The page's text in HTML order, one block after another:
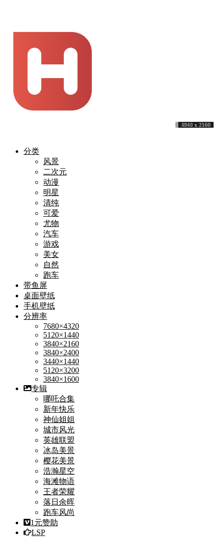
分类
风景
二次元
动漫
明星
清纯
可爱
尤物
汽车
游戏
美女
自然
跑车
带鱼屏
桌面壁纸
手机壁纸
分辨率
7680×4320
5120×1440
3840×2160
3840×2400
3440×1440
5120×3200
3840×1600
专辑
哪吒合集
新年快乐
神仙姐姐
城市风光
英雄联盟
冰岛美景
樱花美景
浩瀚星空
海滩物语
王者荣耀
落日余晖
跑车风尚
1元赞助
LSP
5760 x 3240
3440 x 1440
4096 x 2394
3840 x 2160
10000 x 6052
3840 x 2160
3840 x 2160
4213 x 2160
4961 x 3508
3840 x 2160